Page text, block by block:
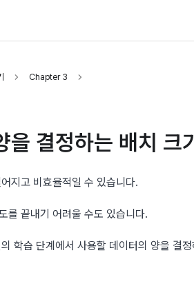
Chapter 3
결정하는 배치 크기
지고 비효율적일 수 있습니다.
를 끝내기 어려울 수도 있습니다.